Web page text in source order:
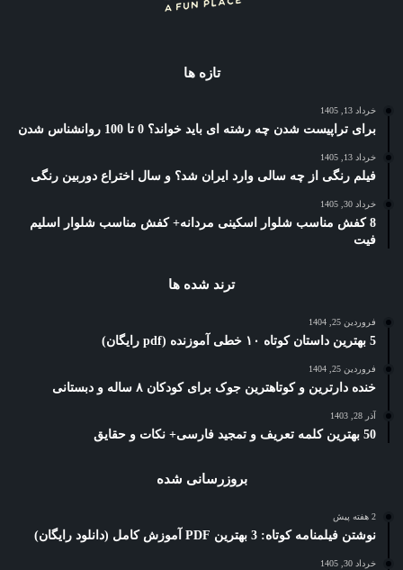
تازه ها
خرداد 13, 1405
برای تراپیست شدن چه رشته ای باید خواند؟ 0 تا 100 روانشناس شدن
خرداد 13, 1405
فیلم رنگی از چه سالی وارد ایران شد؟ و سال اختراع دوربین رنگی
خرداد 30, 1405
8 کفش مناسب شلوار اسکینی مردانه+ کفش مناسب شلوار اسلیم
فیت
ترند شده ها
فروردین 25, 1404
5 بهترین داستان کوتاه ۱۰ خطی آموزنده (pdf رایگان)
فروردین 25, 1404
خنده دارترین و کوتاهترین جوک برای کودکان ۸ ساله و دبستانی
آذر 28, 1403
50 بهترین کلمه تعریف و تمجید فارسی+ نکات و حقایق
بروزرسانی شده
2 هفته پیش
نوشتن فیلمنامه کوتاه: 3 بهترین PDF آموزش کامل (دانلود رایگان)
خرداد 30, 1405